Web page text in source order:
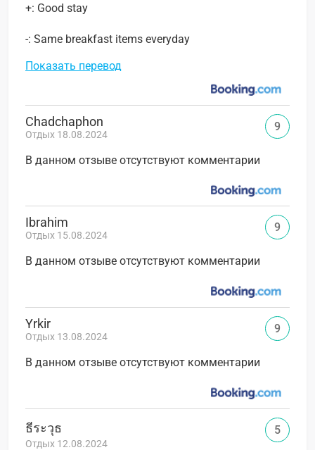
+: Good stay
-: Same breakfast items everyday
Показать перевод
Chadchaphon
Отдых 18.08.2024
В данном отзыве отсутствуют комментарии
9
Ibrahim
Отдых 15.08.2024
В данном отзыве отсутствуют комментарии
9
Yrkir
Отдых 13.08.2024
В данном отзыве отсутствуют комментарии
9
ธีระวุธ
Отдых 12.08.2024
5